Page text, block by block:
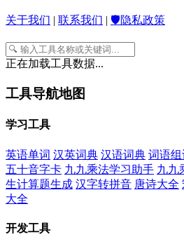
关于我们 | 联系我们 | 🛡️隐私政策
正在加载工具数据...
工具导航地图
学习工具
英语单词 汉英词典 汉语词典 词语组
五十音字卡 九九乘法学习助手 九九
生计算题生成 汉字转拼音 唐诗大全
大全
开发工具